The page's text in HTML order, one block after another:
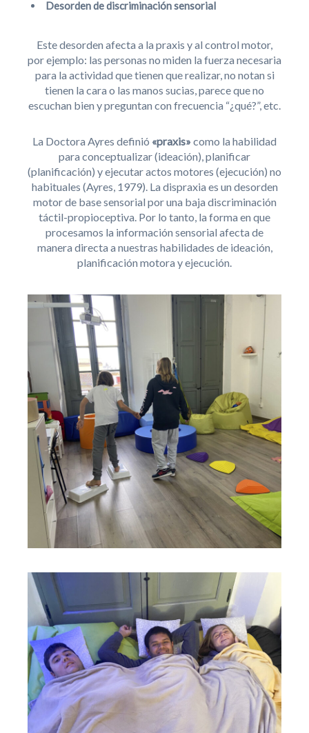
Desorden de discriminación sensorial
Este desorden afecta a la praxis y al control motor,
por ejemplo: las personas no miden la fuerza necesaria
para la actividad que tienen que realizar, no notan si
tienen la cara o las manos sucias, parece que no
escuchan bien y preguntan con frecuencia “¿qué?”, etc.
La Doctora Ayres definió «praxis» como la habilidad
para conceptualizar (ideación), planificar
(planificación) y ejecutar actos motores (ejecución) no
habituales (Ayres, 1979). La dispraxia es un desorden
motor de base sensorial por una baja discriminación
táctil-propioceptiva. Por lo tanto, la forma en que
procesamos la información sensorial afecta de
manera directa a nuestras habilidades de ideación,
planificación motora y ejecución.